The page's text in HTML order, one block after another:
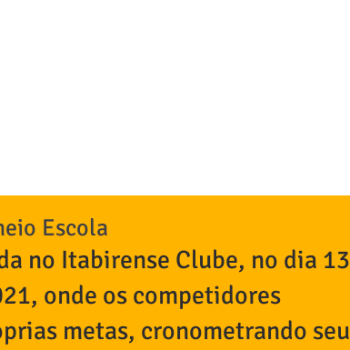
Escola
no Itabirense Clube, no dia 13
onde os competidores
metas, cronometrando seu